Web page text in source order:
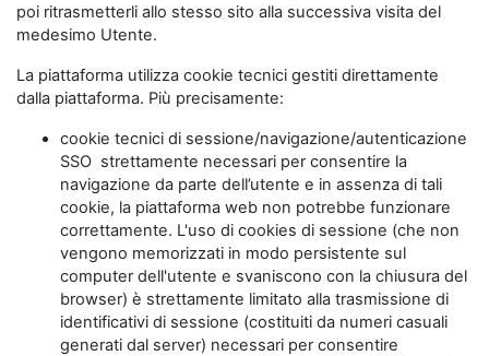
poi ritrasmetterli allo stesso sito alla successiva visita del
medesimo Utente.
La piattaforma utilizza cookie tecnici gestiti direttamente
dalla piattaforma. Più precisamente:
cookie tecnici di sessione/navigazione/autenticazione
SSO strettamente necessari per consentire la
navigazione da parte dell’utente e in assenza di tali
cookie, la piattaforma web non potrebbe funzionare
correttamente. L'uso di cookies di sessione (che non
vengono memorizzati in modo persistente sul
computer dell'utente e svaniscono con la chiusura del
browser) è strettamente limitato alla trasmissione di
identificativi di sessione (costituiti da numeri casuali
generati dal server) necessari per consentire